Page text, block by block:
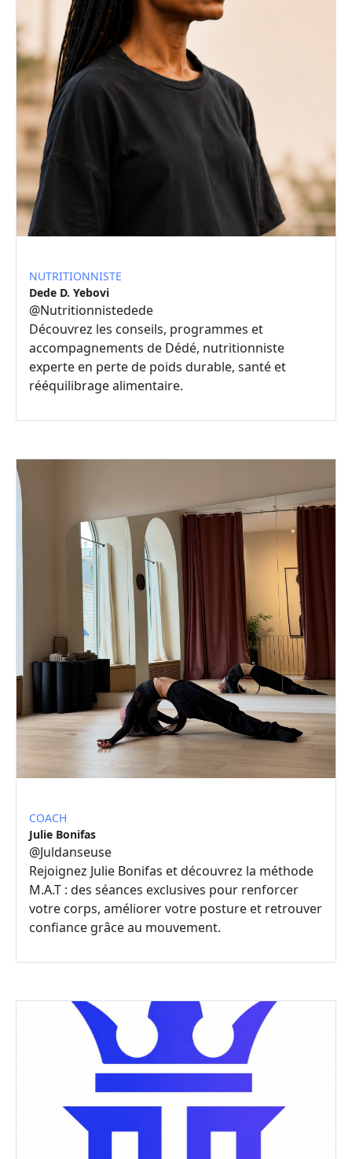
NUTRITIONNISTE
Dede D. Yebovi
@Nutritionnistedede
Découvrez les conseils, programmes et
accompagnements de Dédé, nutritionniste
experte en perte de poids durable, santé et
rééquilibrage alimentaire.
COACH
Julie Bonifas
@Juldanseuse
Rejoignez Julie Bonifas et découvrez la méthode
M.A.T : des séances exclusives pour renforcer
votre corps, améliorer votre posture et retrouver
confiance grâce au mouvement.